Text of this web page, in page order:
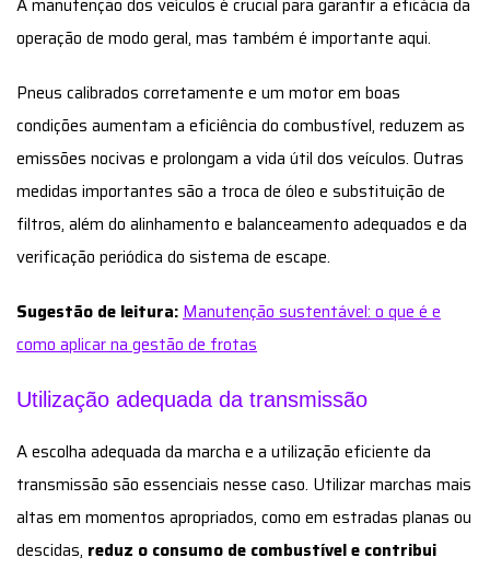
operação de modo geral, mas também é importante aqui.
Pneus calibrados corretamente e um motor em boas
condições aumentam a eficiência do combustível, reduzem as
emissões nocivas e prolongam a vida útil dos veículos. Outras
medidas importantes são a troca de óleo e substituição de
filtros, além do alinhamento e balanceamento adequados e da
verificação periódica do sistema de escape.
Sugestão de leitura: Manutenção sustentável: o que é e
como aplicar na gestão de frotas
Utilização adequada da transmissão
A escolha adequada da marcha e a utilização eficiente da
transmissão são essenciais nesse caso. Utilizar marchas mais
altas em momentos apropriados, como em estradas planas ou
descidas, reduz o consumo de combustível e contribui